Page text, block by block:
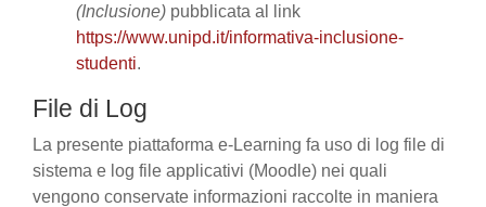
(Inclusione) pubblicata al link
https://www.unipd.it/informativa-inclusione-
studenti.
File di Log
La presente piattaforma e-Learning fa uso di log file di
sistema e log file applicativi (Moodle) nei quali
vengono conservate informazioni raccolte in maniera